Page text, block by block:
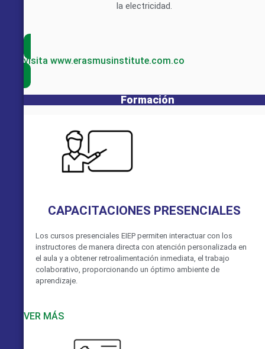
la electricidad.
visita www.erasmusinstitute.com.co
Formación
CAPACITACIONES PRESENCIALES
Los cursos presenciales EIEP permiten interactuar con los
instructores de manera directa con atención personalizada en
el aula y a obtener retroalimentación inmediata, el trabajo
colaborativo, proporcionando un óptimo ambiente de
aprendizaje.
VER MÁS